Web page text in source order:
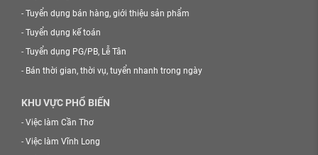
- Tuyển dụng bán hàng, giới thiệu sản phẩm
- Tuyển dụng kế toán
- Tuyển dụng PG/PB, Lễ Tân
- Bán thời gian, thời vụ, tuyển nhanh trong ngày
KHU VỰC PHỔ BIẾN
- Việc làm Cần Thơ
- Việc làm Vĩnh Long